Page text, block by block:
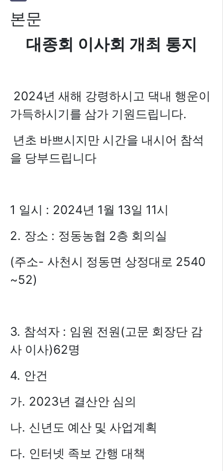
본문
대종회 이사회 개최 통지
2024년 새해 강령하시고 댁내 행운이
가득하시기를 삼가 기원드립니다.
년초 바쁘시지만 시간을 내시어 참석
을 당부드립니다
1 일시 : 2024년 1월 13일 11시
2. 장소 : 정동농협 2층 회의실
(주소- 사천시 정동면 상정대로 2540
~52)
3. 참석자 : 임원 전원 (고문 회장단 감
사 이사)62명
4. 안건
가. 2023년 결산안 심의
나. 신년도 예산 및 사업계획
다. 인터넷 족보 간행 대책